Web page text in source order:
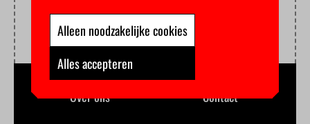
Over ons Contact
Alleen noodzakelijke cookies
Alles accepteren